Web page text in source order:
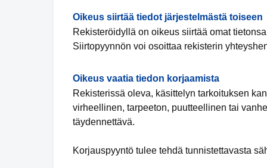
Oikeus siirtää tiedot järjestelmästä toiseen
Rekisteröidyllä on oikeus siirtää omat
Siirtopyynnön voi osoittaa rekisterin
Oikeus vaatia tiedon korjaamista
Rekisterissä oleva, käsittelyn tarkoituksen
virheellinen, tarpeeton, puutteellinen tai
täydennettävä.
Korjauspyyntö tulee tehdä tunnistettavasta